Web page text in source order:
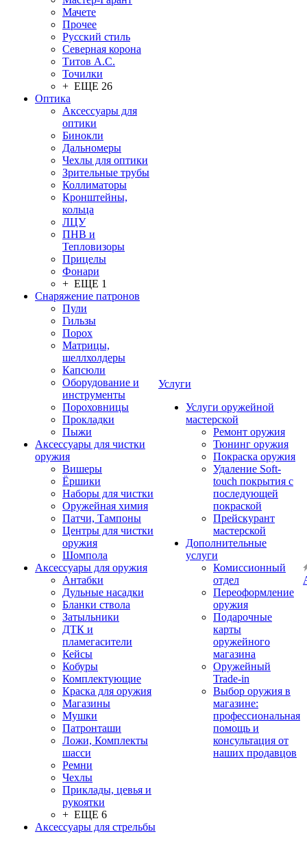
Мачете
Прочее
Русский стиль
Северная корона
Титов А.С.
Точилки
+ ЕЩЕ 26
Оптика
Аксессуары для
оптики
Бинокли
Дальномеры
Чехлы для оптики
Зрительные трубы
Коллиматоры
Кронштейны,
кольца
ЛЦУ
ПНВ и
Тепловизоры
Прицелы
Фонари
+ ЕЩЕ 1
Снаряжение патронов
Пули
Гильзы
Порох
Матрицы,
шеллхолдеры
Капсюли
Оборудование и
инструменты
Пороховницы
Прокладки
Пыжи
Аксессуары для чистки
оружия
Вишеры
Ёршики
Наборы для чистки
Оружейная химия
Патчи, Тампоны
Центры для чистки
оружия
Шомпола
Аксессуары для оружия
Антабки
Дульные насадки
Бланки ствола
Затыльники
ДТК и
пламегасители
Кейсы
Кобуры
Комплектующие
Краска для оружия
Магазины
Мушки
Патронташи
Ложи, Комплекты
шасси
Ремни
Чехлы
Приклады, цевья и
рукоятки
+ ЕЩЕ 6
Аксессуары для стрельбы
Услуги
Услуги оружейной
мастерской
Ремонт оружия
Тюнинг оружия
Покраска оружия
Удаление Soft-
touch покрытия с
последующей
покраской
Прейскурант
мастерской
Дополнительные
услуги
Комиссионный
отдел
Переоформление
оружия
Подарочные
карты
оружейного
магазина
Оружейный
Trade-in
Выбор оружия в
магазине:
профессиональная
помощь и
консультация от
наших продавцов